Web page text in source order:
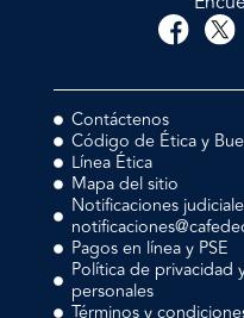
Contáctenos
Código de Ética y
Línea Ética
Mapa del sitio
Notificaciones
Pagos en línea y PSE
Política de
personales
Términos y